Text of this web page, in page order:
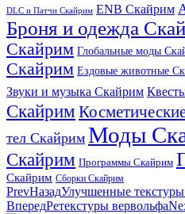
DLC и Патчи Скайрим ENB Скайрим
Броня и одежда
Скайрим Глобальные моды
Скайрим Ездовые животные
Звуки и музыка Скайрим
Скайрим
тел Скайрим Моды
Скайрим Программы Скайрим
Скайрим Сборки Скайрим
PrevНазадУлучшенные
ВпередРетекстуры вервольфа